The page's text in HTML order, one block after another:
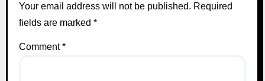
Your email address will not be published. Required
fields are marked*
Comment*